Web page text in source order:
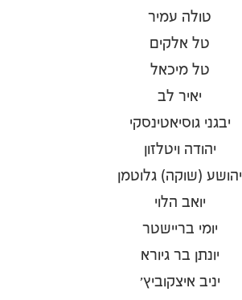
טולה עמיר
טל אלקים
טל מיכאל
יאיר לב
יבגני גוסיאטינסקי
יהודה ויטלזון
יהושע (שוקה) גלוטמן
יואב הלוי
יומי בריישטר
יונתן בר גיורא
יניב איצקוביץ'